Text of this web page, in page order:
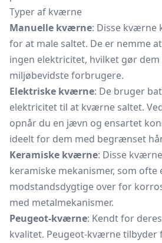
Typer af kværne
Manuelle kværne: Disse kværne
for at male saltet. De er nemme
ingen elektricitet, hvilket gør dem
miljøbevidste forbrugere.
Elektriske kværne: De bruger
elektricitet til at kværne saltet.
opnår du en jævn og ensartet
ideelt for dem med begrænset
Keramiske kværne: Disse
keramiske mekanismer, som
modstandsdygtige over for
med metalmekanismer.
Peugeot-kværne: Kendt for
kvalitet. Peugeot-kværne tilbyder